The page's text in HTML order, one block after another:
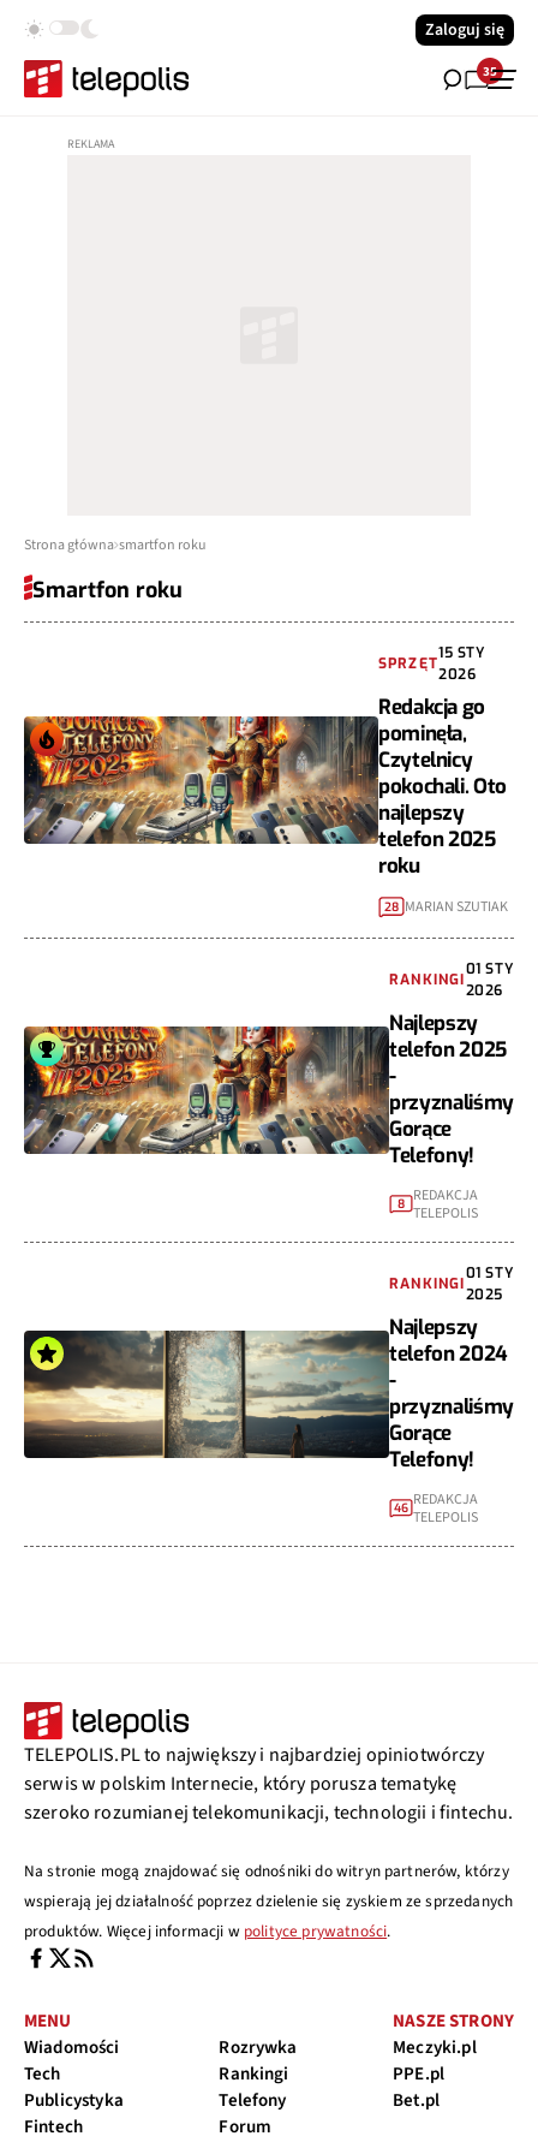
Zaloguj się
35
Strona główna smartfon roku
Smartfon roku
SPRZĘT
15 STY
2026
Redakcja go
pominęła,
Czytelnicy
pokochali. Oto
najlepszy
telefon 2025
roku
28 MARIAN SZUTIAK
RANKINGI
01 STY
2026
Najlepszy
telefon 2025
-
przyznaliśmy
Gorące
Telefony!
8
REDAKCJA
TELEPOLIS
RANKINGI
01 STY
2025
Najlepszy
telefon 2024
-
przyznaliśmy
Gorące
Telefony!
46 REDAKCJA
TELEPOLIS
TELEPOLIS.PL to największy i najbardziej opiniotwórczy
serwis w polskim Internecie, który porusza tematykę
szeroko rozumianej telekomunikacji, technologii i fintechu.
Na stronie mogą znajdować się odnośniki do witryn partnerów, którzy
wspierają jej działalność poprzez dzielenie się zyskiem ze sprzedanych
produktów. Więcej informacji w polityce prywatności.
MENU
Wiadomości
Tech
Publicystyka
Fintech
Rozrywka
Rankingi
Telefony
Forum
NASZE STRONY
Meczyki.pl
PPE.pl
Bet.pl